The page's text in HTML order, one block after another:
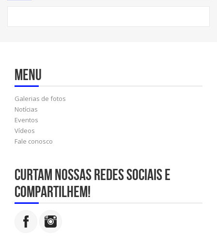
Menu
Galerias de fotos
Notícias
Eventos
Vídeos
Fale conosco
Curtam nossas redes sociais e
compartilhem!